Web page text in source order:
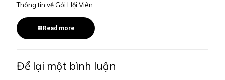
Thông tin về Gói Hội Viên
Read more
Để lại một bình luận